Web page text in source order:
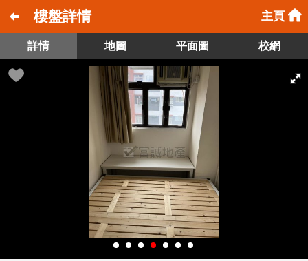
樓盤詳情 主頁
詳情 地圖 平面圖 校網